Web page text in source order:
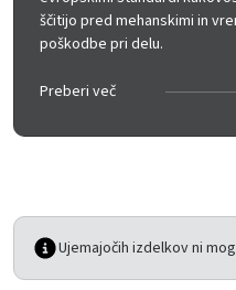
ščitijo pred mehanskimi in
poškodbe pri delu.
Preberi več
Ujemajočih izdelkov ni